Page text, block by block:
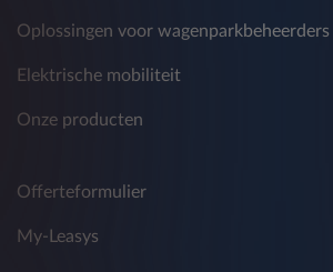
Leasys - met inbegrip van
van de FCA Bank en FCA Group en
traditionele en onconventionele
uitvoeren van marktonderzoek,
commerciële communicatie over
Oplossingen voor wagenparkbeheerders
Elektrische mobiliteit
Onze producten
Offerteformulier
My-Leasys